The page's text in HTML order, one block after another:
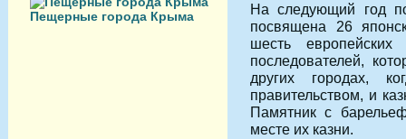
Пещерные города Крыма
На следующий год
посвящена 26
шесть
последователей,
других городах,
правительством, и
Памятник с
месте их казни.